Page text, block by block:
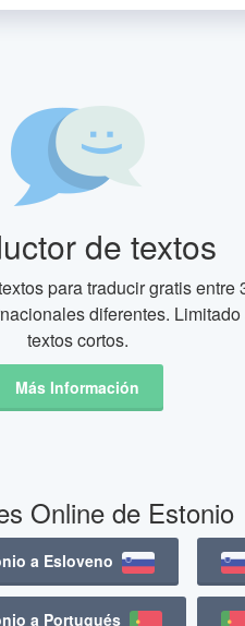
de textos
para traducir gratis entre
diferentes. Limitado
textos cortos.
Más Información
Online de Estonio
a Esloveno
a Portugués